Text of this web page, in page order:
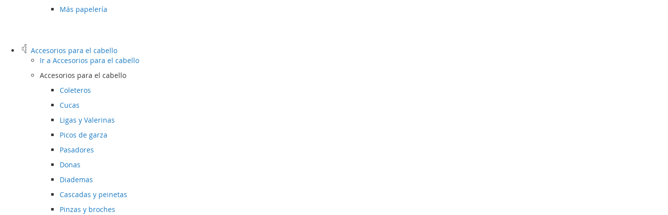
Más papelería
Accesorios para el cabello
Ir a Accesorios para el cabello
Accesorios para el cabello
Coleteros
Cucas
Ligas y Valerinas
Picos de garza
Pasadores
Donas
Diademas
Cascadas y peinetas
Pinzas y broches